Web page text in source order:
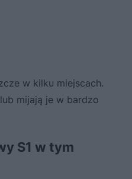
w kilku miejscach.
mijają je w bardzo
S1 w tym